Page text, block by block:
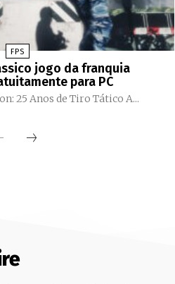
FPS
jogo da franquia
para PC
A Franquia Ghost Recon: 25 Anos de Tiro Tático A...